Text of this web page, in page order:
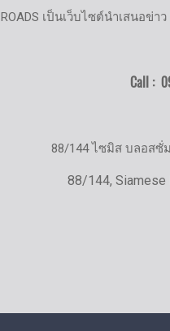
เป็นเว็บไซต์นำเสนอ
Call :
88/144 ไซมิส บลอสซั่
88/144, Siamese